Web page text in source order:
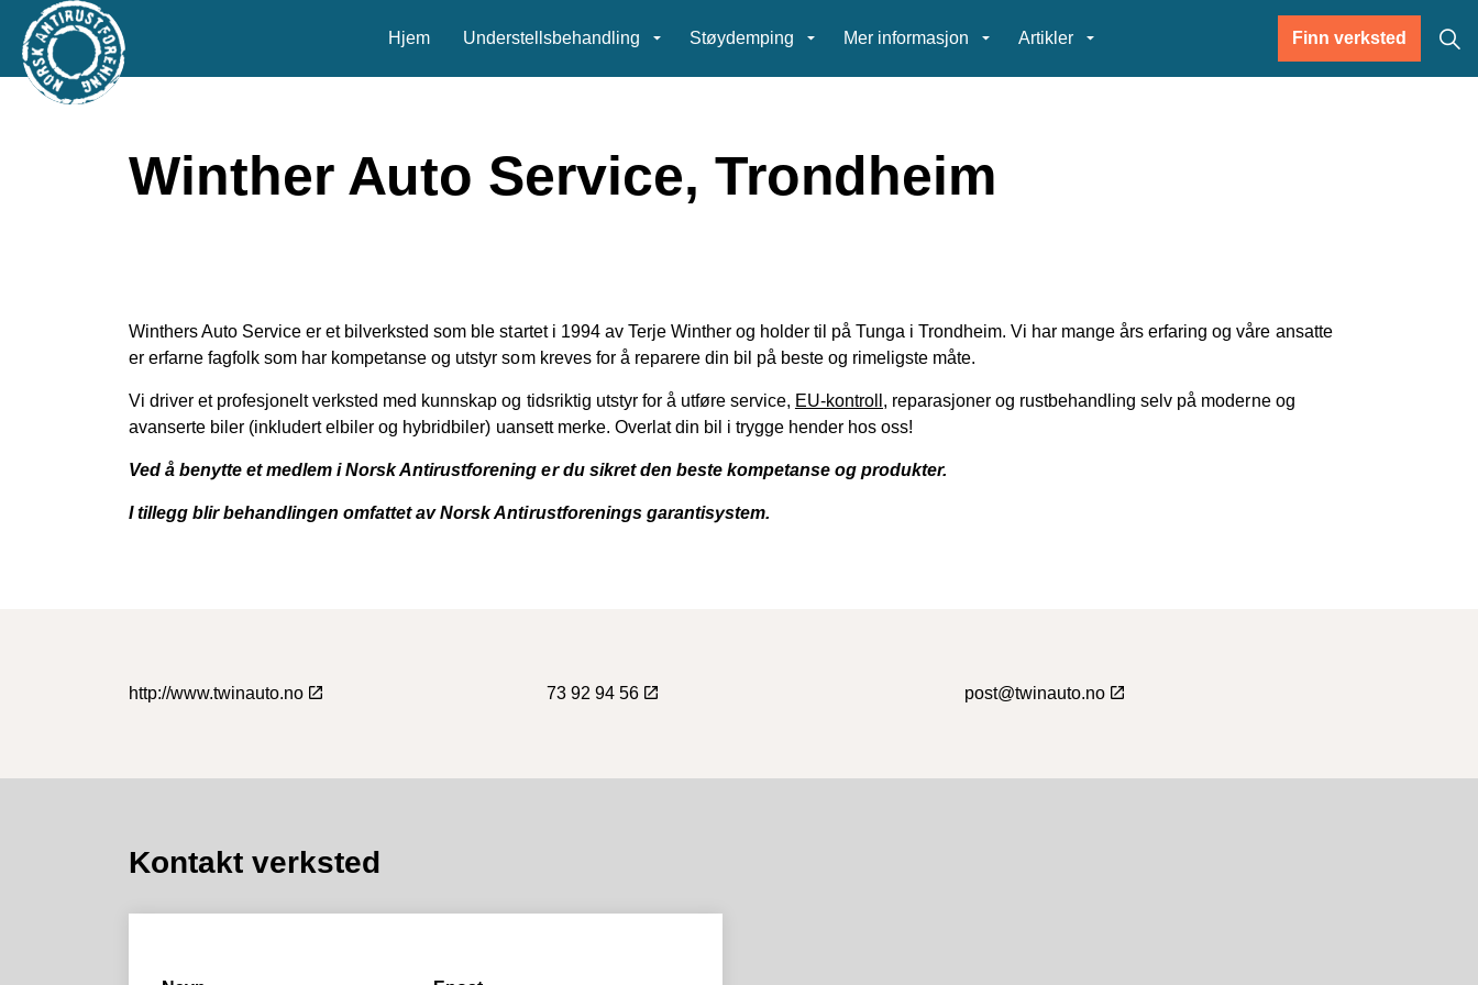
Hjem Understellsbehandling Støydemping Mer informasjon Artikler Finn verksted
Winther Auto Service, Trondheim
Winthers Auto Service er et bilverksted som ble startet i 1994 av Terje Winther og holder til på Tunga i Trondheim. Vi har mange års erfaring og våre ansatte
er erfarne fagfolk som har kompetanse og utstyr som kreves for å reparere din bil på beste og rimeligste måte.
Vi driver et profesjonelt verksted med kunnskap og tidsriktig utstyr for å utføre service, EU-kontroll , reparasjoner og rustbehandling selv på moderne og
avanserte biler (inkludert elbiler og hybridbiler) uansett merke. Overlat din bil i trygge hender hos oss!
Ved å benytte et medlem i Norsk Antirustforening er du sikret den beste kompetanse og produkter.
I tillegg blir behandlingen omfattet av Norsk Antirustforenings garantisystem.
http://www.twinauto.no 73 92 94 56 post@twinauto.no
Kontakt verksted